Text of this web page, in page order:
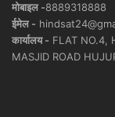
मोबाइल -8889318888
ईमेल -
कार्यालय - FLAT NO.4,
MASJID ROAD